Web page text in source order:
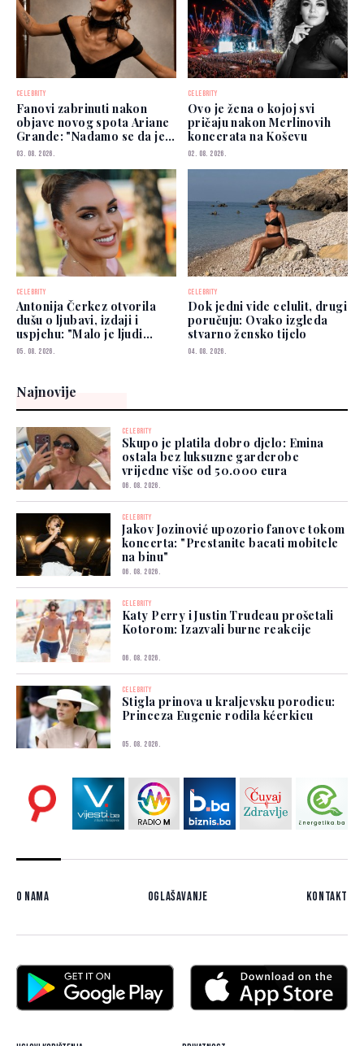
CELEBRITY
Fanovi zabrinuti nakon
objave novog spota Ariane
Grande: "Nadamo se da je
dobro"
03. 08. 2026.
CELEBRITY
Ovo je žena o kojoj svi
pričaju nakon Merlinovih
koncerata na Koševu
02. 08. 2026.
CELEBRITY
Antonija Čerkez otvorila
dušu o ljubavi, izdaji i
uspjehu: "Malo je ljudi
kojima možete vjerovati"
05. 08. 2026.
CELEBRITY
Dok jedni vide celulit, drugi
poručuju: Ovako izgleda
stvarno žensko tijelo
04. 08. 2026.
Najnovije
CELEBRITY
Skupo je platila dobro djelo: Emina
ostala bez luksuzne garderobe
vrijedne više od 50.000 eura
06. 08. 2026.
CELEBRITY
Jakov Jozinović upozorio fanove tokom
koncerta: "Prestanite bacati mobitele
na binu"
06. 08. 2026.
CELEBRITY
Katy Perry i Justin Trudeau prošetali
Kotorom: Izazvali burne reakcije
06. 08. 2026.
CELEBRITY
Stigla prinova u kraljevsku porodicu:
Princeza Eugenie rodila kćerkicu
05. 08. 2026.
O nama Oglašavanje Kontakt